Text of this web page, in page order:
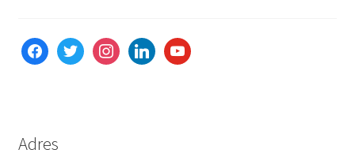
facebooktwitter instagramlinkedinyoutube
Adres